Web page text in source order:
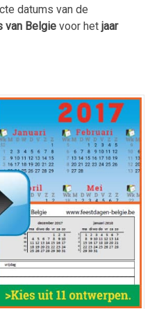
datums van de
van Belgie voor het jaar